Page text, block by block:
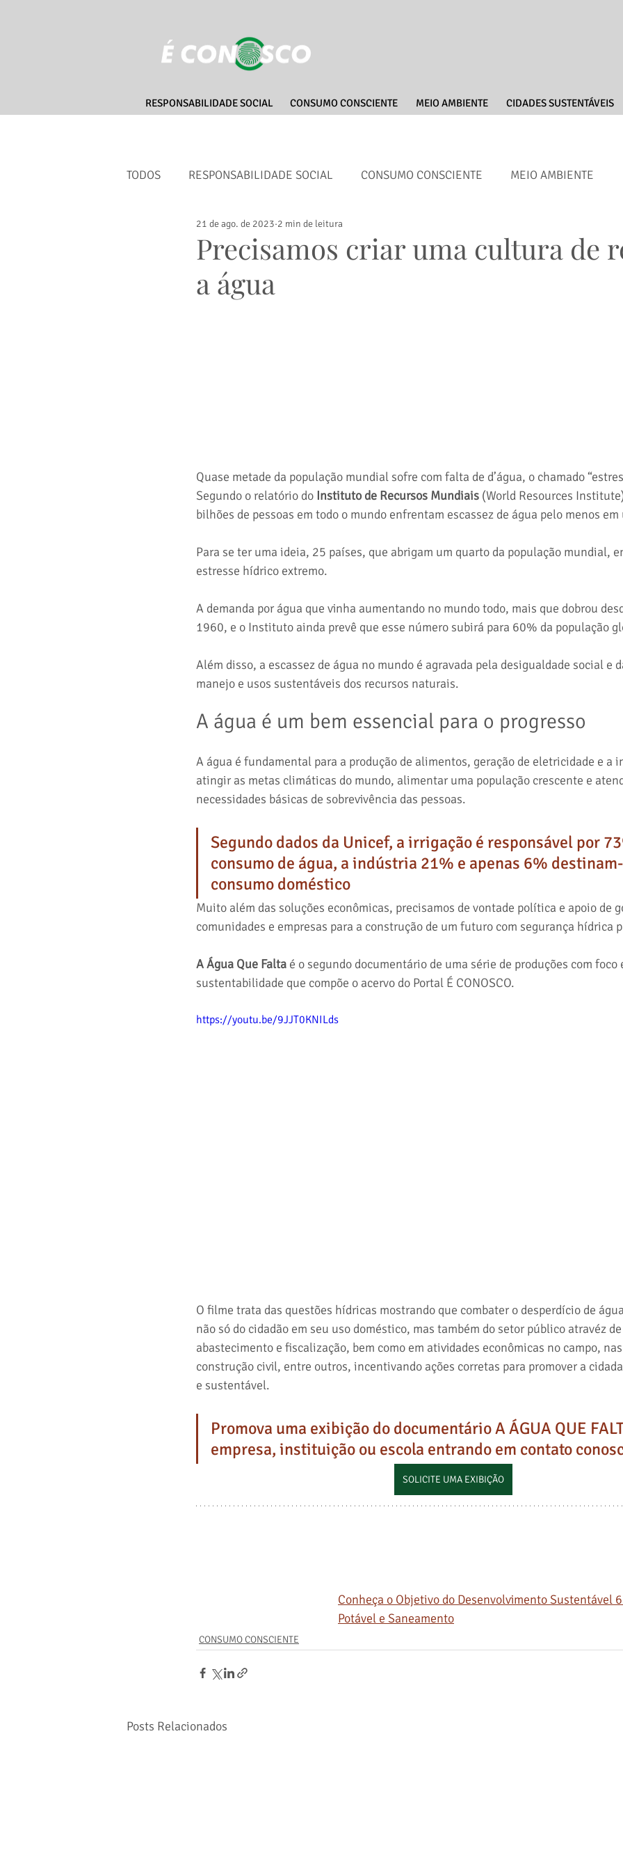
RESPONSABILIDADE SOCIAL CONSUMO CONSCIENTE MEIO AMBIENTE CIDADES SUSTENTÁVEIS
TODOS RESPONSABILIDADE SOCIAL CONSUMO CONSCIENTE MEIO AMBIENTE
CIDADES SUSTENTÁVEIS ENGAJAMENTO
Precisamos criar uma cultura de
a água
21 de ago. de 2023 2 min de leitura
Quase metade da população mundial sofre com falta de d’água, o chamado
Segundo o relatório do Instituto de Recursos Mundiais (World Resources
bilhões de pessoas em todo o mundo enfrentam escassez de água pelo menos em
Para se ter uma ideia, 25 países, que abrigam um quarto da população mundial,
estresse hídrico extremo.
A demanda por água que vinha aumentando no mundo todo, mais que dobrou
1960, e o Instituto ainda prevê que esse número subirá para 60% da população
Além disso, a escassez de água no mundo é agravada pela desigualdade social e
manejo e usos sustentáveis dos recursos naturais.
A água é um bem essencial para o progresso
A água é fundamental para a produção de alimentos, geração de eletricidade e a
atingir as metas climáticas do mundo, alimentar uma população crescente e
necessidades básicas de sobrevivência das pessoas.
Segundo dados da Unicef, a irrigação é responsável por
consumo de água, a indústria 21% e apenas 6%
consumo doméstico
Muito além das soluções econômicas, precisamos de vontade política e apoio de
comunidades e empresas para a construção de um futuro com segurança hídrica
A Água Que Falta é o segundo documentário de uma série de produções com foco
sustentabilidade que compõe o acervo do Portal É CONOSCO.
https://youtu.be/9JJT0KNILds
O filme trata das questões hídricas mostrando que combater o desperdício de
não só do cidadão em seu uso doméstico, mas também do setor público atravéz
abastecimento e fiscalização, bem como em atividades econômicas no campo,
construção civil, entre outros, incentivando ações corretas para promover a
e sustentável.
Promova uma exibição do documentário A ÁGUA QUE
empresa, instituição ou escola entrando em contato
SOLICITE UMA EXIBIÇÃO
Conheça o Objetivo do Desenvolvimento Sustentável
Potável e Saneamento
CONSUMO CONSCIENTE
Posts Relacionados